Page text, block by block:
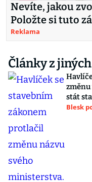
Nevíte, jakou
Položte si tuto
Reklama
Články z
změnu
stát
Blesk